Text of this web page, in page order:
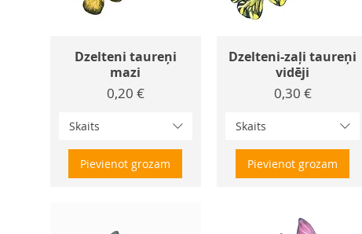
Dzelteni taureņi
mazi
Cena
0,20 €
Skaits
Pievienot grozam
Dzelteni-zaļi taureņi
vidēji
Cena
0,30 €
Skaits
Pievienot grozam